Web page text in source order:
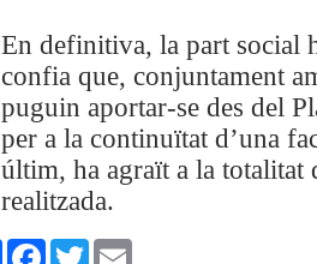
En definitiva, la part social
confia que, conjuntament
puguin aportar-se des del
per a la continuïtat d’una
últim, ha agraït a la totalitat
realitzada.
ComparteixFacebookTwitter